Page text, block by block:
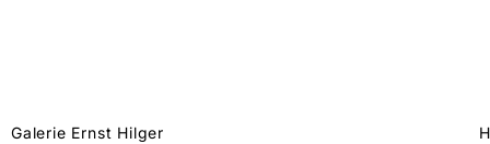
Galerie Ernst Hilger